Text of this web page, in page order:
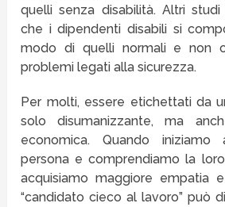
quelli senza disabilità. Altri
che i dipendenti disabili si
modo di quelli normali e non
problemi legati alla sicurezza.
Per molti, essere etichettati da
solo disumanizzante, ma
economica. Quando iniziamo
persona e comprendiamo la
acquisiamo maggiore empatia
“candidato cieco al lavoro” può